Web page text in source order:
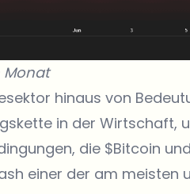
Monat
hinaus von
in der Wirtschaft,
die $Bitcoin
einer der am meisten